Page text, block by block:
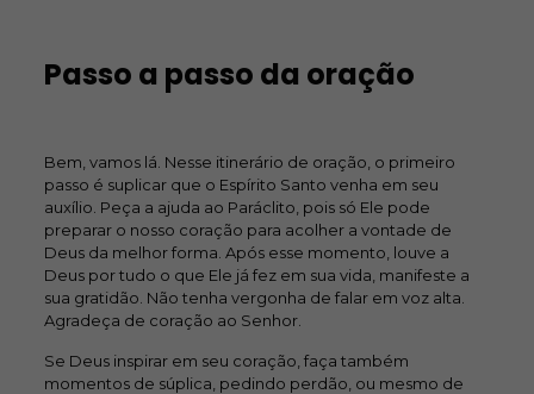
Passo a passo da oração
Bem, vamos lá. Nesse itinerário de oração, o primeiro
passo é suplicar que o Espírito Santo venha em seu
auxílio. Peça a ajuda ao Paráclito, pois só Ele pode
preparar o nosso coração para acolher a vontade de
Deus da melhor forma. Após esse momento, louve a
Deus por tudo o que Ele já fez em sua vida, manifeste a
sua gratidão. Não tenha vergonha de falar em voz alta.
Agradeça de coração ao Senhor.
Se Deus inspirar em seu coração, faça também
momentos de súplica, pedindo perdão, ou mesmo de